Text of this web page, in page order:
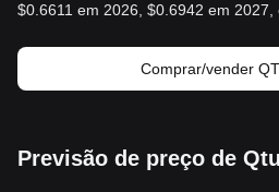
$0.6611 em 2026, $0.6942 em 2027,
Comprar/vender
Previsão de preço de